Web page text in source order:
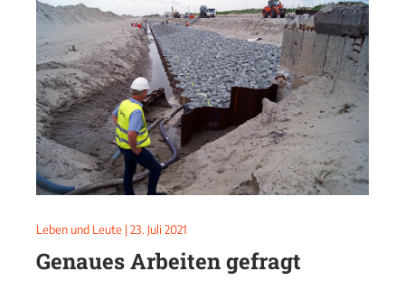
Leben und Leute | 23. Juli 2021
Genaues Arbeiten gefragt